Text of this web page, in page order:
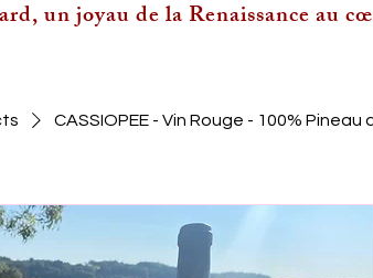
un joyau de la Renaissance au
CASSIOPEE - Vin Rouge - 100% Pineau